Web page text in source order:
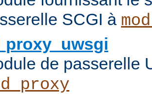
SCGI à
de passerelle